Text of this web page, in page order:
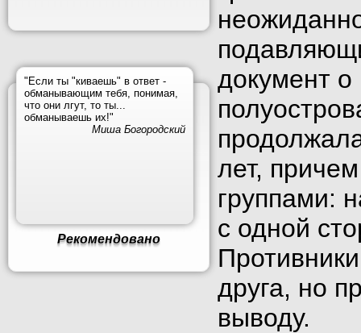
"Если ты "киваешь" в ответ -
обманывающим тебя, понимая,
что они лгут, то ты...
обманываешь их!"
Миша Богородский
Рекомендовано
документ
лет,
группами:
с одной
друга, но
выводу.